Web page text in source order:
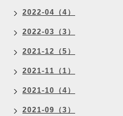
2022-04（4）
2022-03（3）
2021-12（5）
2021-11（1）
2021-10（4）
2021-09（3）